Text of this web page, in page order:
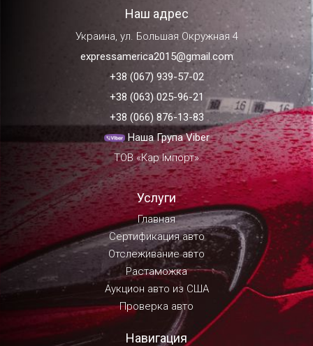
Наш адрес
Украина, ул. Большая Окружная 4
expressamerica2015@gmail.com
+38 (067) 939-57-02
+38 (063) 025-96-21
+38 (066) 876-13-83
Наша Група Viber
ТОВ «Кар Імпорт»
Услуги
Главная
Сертификация авто
Отслеживание авто
Растаможка
Аукцион авто из США
Проверка авто
Навигация